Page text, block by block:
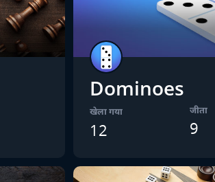
Dominoes
खेला गया
12
जीता
9